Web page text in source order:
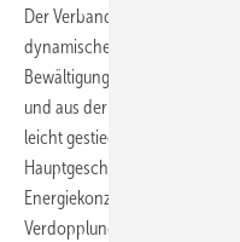
Der Verband sieht damit zwar
dynamischen Entwicklung
Bewältigung der großen
und aus der jetzt eingeleiteten
leicht gestiegene
Hauptgeschäftsführer Andreas
Energiekonzept und nunmehr
Verdopplung des